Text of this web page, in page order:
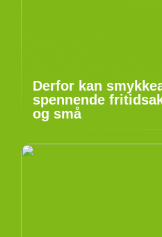
Derfor kan
spennende
og små